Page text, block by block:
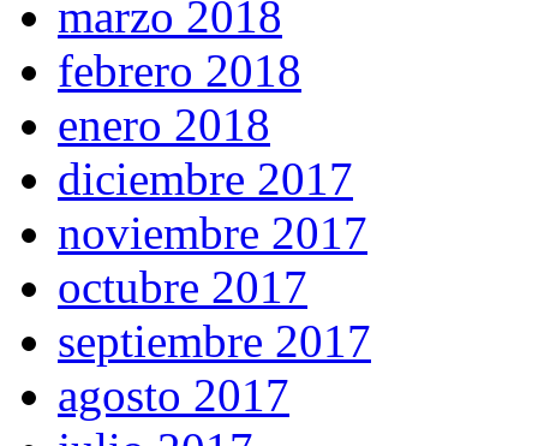
marzo 2018
febrero 2018
enero 2018
diciembre 2017
noviembre 2017
octubre 2017
septiembre 2017
agosto 2017